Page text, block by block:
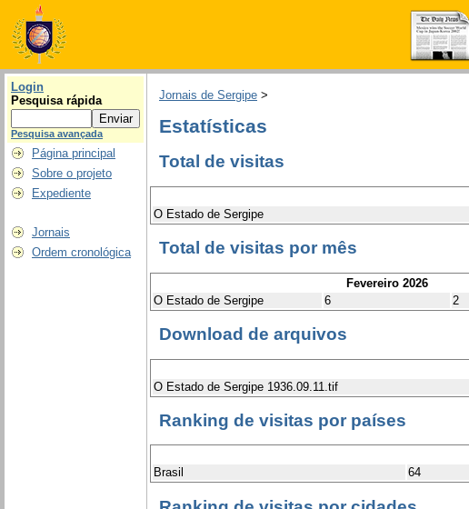
Login
Pesquisa rápida
Pesquisa avançada
Página principal
Sobre o projeto
Expediente
Jornais
Ordem cronológica
Jornais de Sergipe >
Estatísticas
Total de visitas
O Estado de Sergipe
Total de visitas por mês
Fevereiro 2026
O Estado de Sergipe
6 2
Download de arquivos
O Estado de Sergipe 1936.09.11.tif
Ranking de visitas por países
Brasil
64